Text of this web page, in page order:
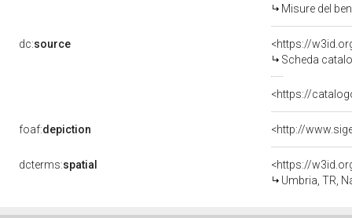
Misure del
dc:source
<https://
Scheda
<https://
foaf:depiction
dcterms:spatial
<https://
Umbria, TR,